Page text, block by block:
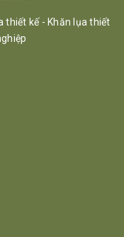
thiết kế - Khăn lụa thiết